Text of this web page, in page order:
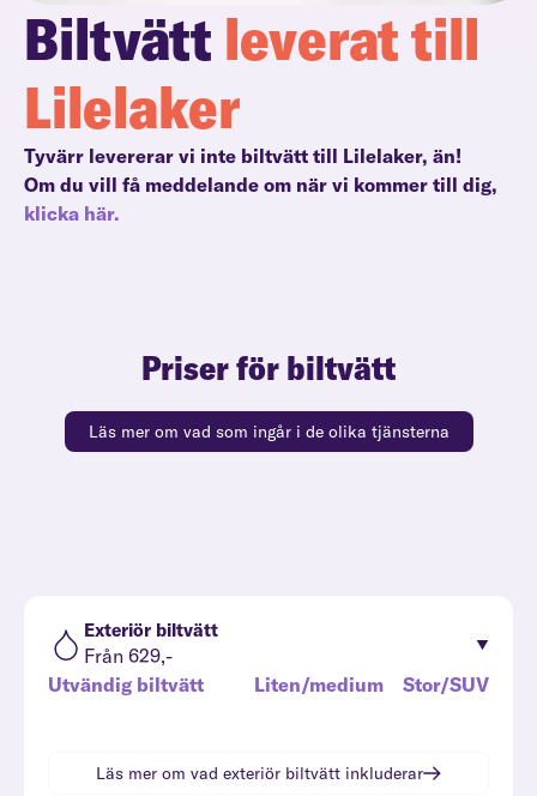
Biltvätt leverat till
Lilelaker
Tyvärr levererar vi inte biltvätt till Lilelaker, än!
Om du vill få meddelande om när vi kommer till dig,
klicka här.
Priser för biltvätt
Läs mer om vad som ingår i de olika tjänsterna
Exteriör biltvätt
Från 629,-
Utvändig biltvätt
Liten/medium Stor/SUV
Läs mer om vad exteriör biltvätt inkluderar